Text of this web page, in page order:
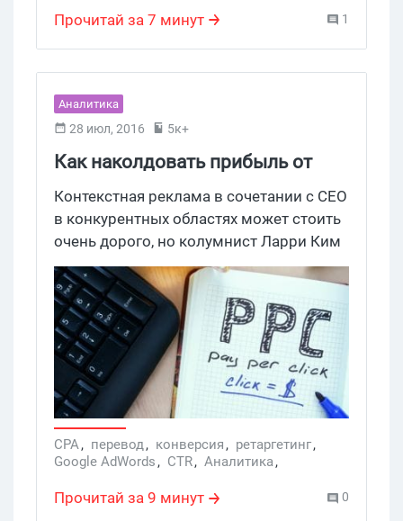
Прочитай за 7 минут 1
Аналитика
28 июл, 2016 5к+
Как наколдовать прибыль от
РРС в несколько сотен долларов
Контекстная реклама в сочетании с СЕО
в конкурентных областях может стоить
очень дорого, но колумнист Ларри Ким
знает лучший способ, как заработать на
поисковом ремаркетинге Google
AdWords и рекламе в соцсетях при
низких затратах, в то время как многие
маркетологи, работающие с РРС-
сервисом, разочарованы им. Неужели
AdWords больше не рулит?
CPA, перевод, конверсия, ретаргетинг,
Google AdWords, CTR, Аналитика,
CPCon,поисковая сеть ,
RLSA
Прочитай за 9 минут 0